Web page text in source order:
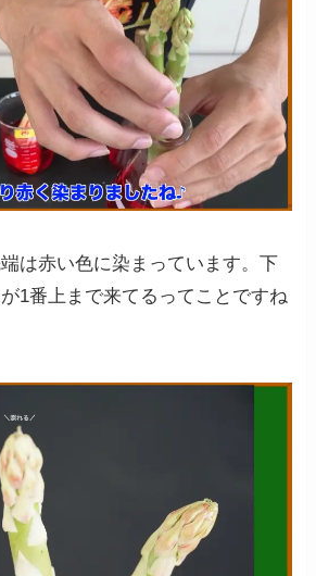
は赤い色に染まっています。下
1番上まで来てるってことですね